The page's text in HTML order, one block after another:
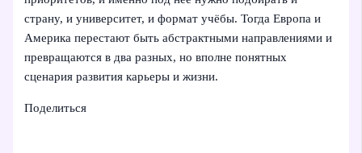
страну, и университет, и формат учёбы. Тогда Европа и
Америка перестают быть абстрактными направлениями и
превращаются в два разных, но вполне понятных
сценария развития карьеры и жизни.
Поделиться